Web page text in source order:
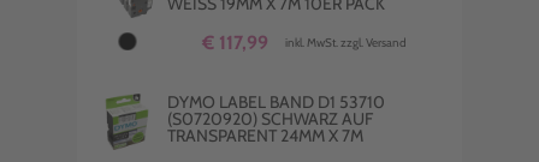
€ 117,99 inkl. MwSt. zzgl. Versand
DYMO LABEL BAND D1 53710
(S0720920) SCHWARZ AUF
TRANSPARENT 24MM X 7M